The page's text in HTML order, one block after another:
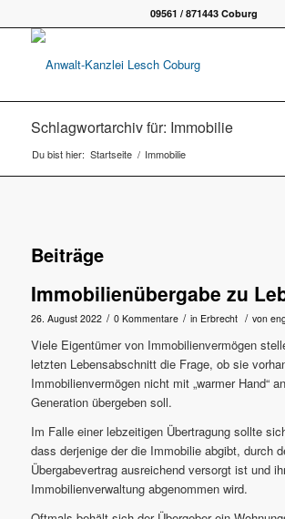
09561 / 871443 Coburg
Schlagwortarchiv für: Immobilie
Du bist hier: Startseite / Immobilie
Beiträge
Immobilienübergabe zu
26. August 2022 / 0 Kommentare / in Erbrecht / von
Viele Eigentümer von Immobilienvermögen
letzten Lebensabschnitt die Frage, ob sie
Immobilienvermögen nicht mit „warmer Hand“
Generation übergeben soll.
Im Falle einer lebzeitigen Übertragung sollte
dass derjenige der die Immobilie abgibt, durch
Übergabevertrag ausreichend versorgt ist und
Immobilienverwaltung abgenommen wird.